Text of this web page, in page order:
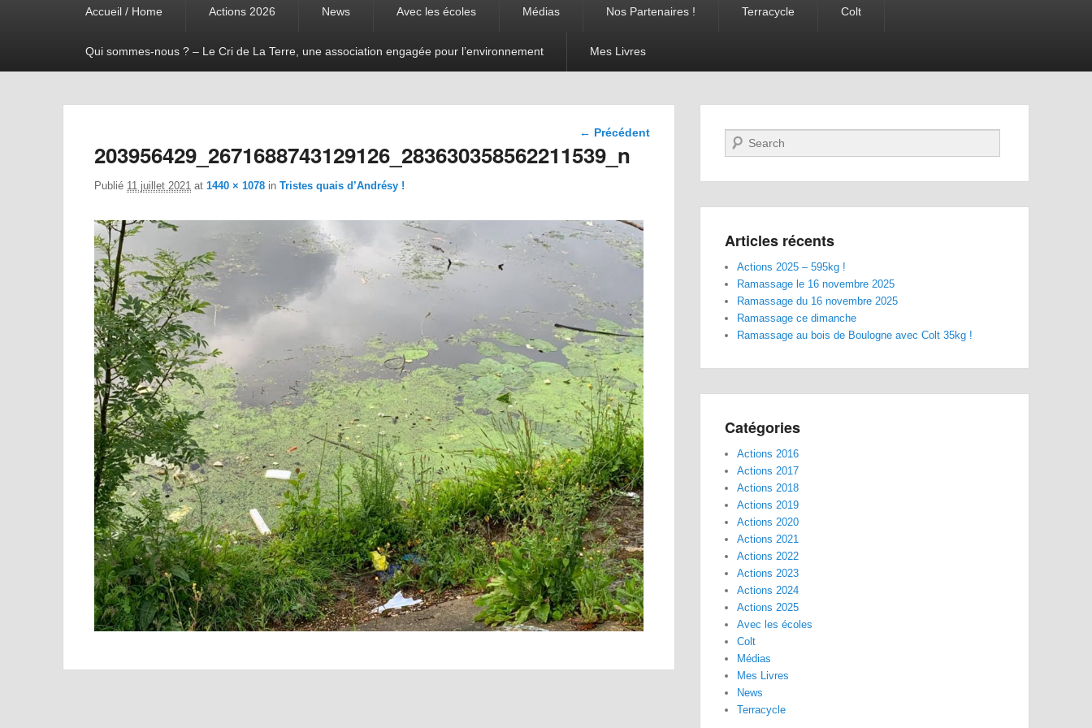
Accueil / Home Actions 2026 News Avec les écoles Médias Nos Partenaires ! Terracycle Colt
Qui sommes-nous ? – Le Cri de La Terre, une association engagée pour l’environnement Mes Livres
Navigation
images
← Précédent
203956429_2671688743129126_283630358562211539_n
Publié 11 juillet 2021 at 1440 × 1078 in Tristes quais d’Andrésy !
Recherche
Articles récents
Actions 2025 – 595kg !
Ramassage le 16 novembre 2025
Ramassage du 16 novembre 2025
Ramassage ce dimanche
Ramassage au bois de Boulogne avec Colt 35kg !
Catégories
Actions 2016
Actions 2017
Actions 2018
Actions 2019
Actions 2020
Actions 2021
Actions 2022
Actions 2023
Actions 2024
Actions 2025
Avec les écoles
Colt
Médias
Mes Livres
News
Terracycle